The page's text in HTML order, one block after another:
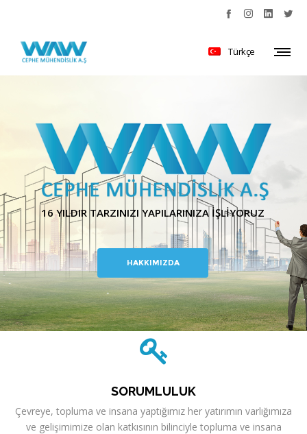
Türkçe
16 YILDIR TARZINIZI YAPILARINIZA İŞLİYORUZ
HAKKIMIZDA
SORUMLULUK
Çevreye, topluma ve insana yaptığımız her yatırımın varlığımıza
ve gelişimimize olan katkısının bilinciyle topluma ve insana